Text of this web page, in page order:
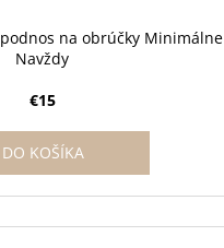
na obrúčky Minimálne
Navždy
€15
DO KOŠÍKA